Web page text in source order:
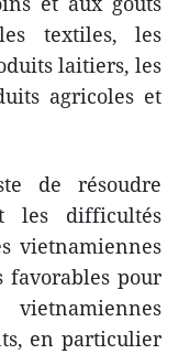
textiles, les
laitiers, les
agricoles et
de résoudre
les difficultés
vietnamiennes
favorables pour
en particulier